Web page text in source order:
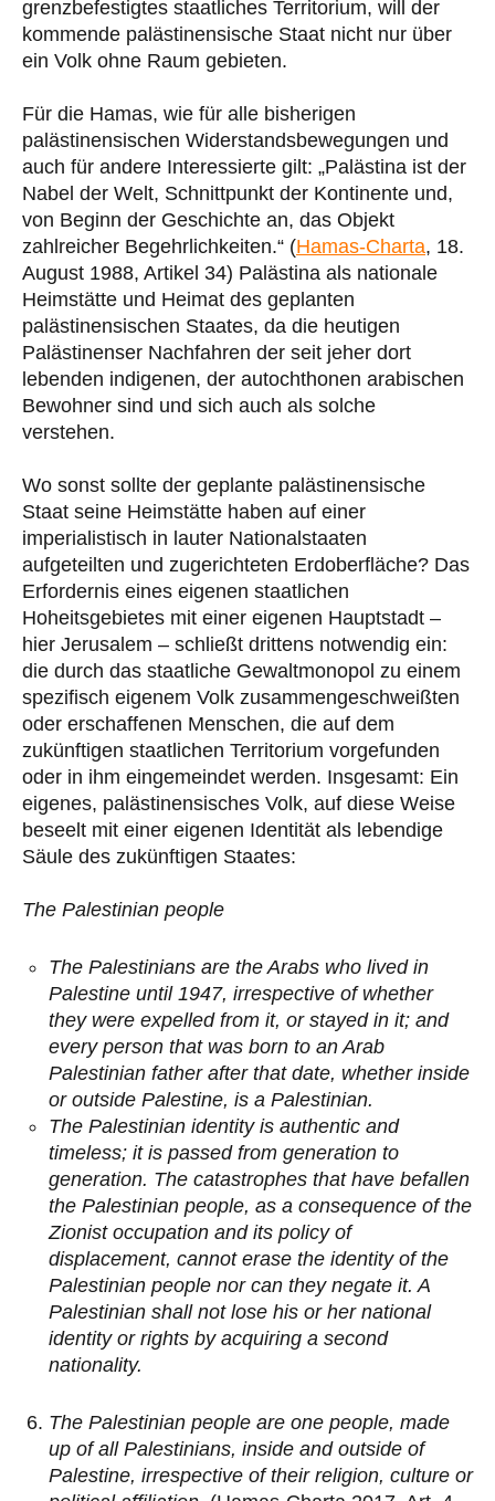
grenzbefestigtes staatliches Territorium, will der
kommende palästinensische Staat nicht nur über
ein Volk ohne Raum gebieten.
Für die Hamas, wie für alle bisherigen
palästinensischen Widerstandsbewegungen und
auch für andere Interessierte gilt: „Palästina ist der
Nabel der Welt, Schnittpunkt der Kontinente und,
von Beginn der Geschichte an, das Objekt
zahlreicher Begehrlichkeiten.“ (Hamas-Charta, 18.
August 1988, Artikel 34) Palästina als nationale
Heimstätte und Heimat des geplanten
palästinensischen Staates, da die heutigen
Palästinenser Nachfahren der seit jeher dort
lebenden indigenen, der autochthonen arabischen
Bewohner sind und sich auch als solche
verstehen.
Wo sonst sollte der geplante palästinensische
Staat seine Heimstätte haben auf einer
imperialistisch in lauter Nationalstaaten
aufgeteilten und zugerichteten Erdoberfläche? Das
Erfordernis eines eigenen staatlichen
Hoheitsgebietes mit einer eigenen Hauptstadt –
hier Jerusalem – schließt drittens notwendig ein:
die durch das staatliche Gewaltmonopol zu einem
spezifisch eigenem Volk zusammengeschweißten
oder erschaffenen Menschen, die auf dem
zukünftigen staatlichen Territorium vorgefunden
oder in ihm eingemeindet werden. Insgesamt: Ein
eigenes, palästinensisches Volk, auf diese Weise
beseelt mit einer eigenen Identität als lebendige
Säule des zukünftigen Staates:
The Palestinian people
The Palestinians are the Arabs who lived in
Palestine until 1947, irrespective of whether
they were expelled from it, or stayed in it; and
every person that was born to an Arab
Palestinian father after that date, whether inside
or outside Palestine, is a Palestinian.
The Palestinian identity is authentic and
timeless; it is passed from generation to
generation. The catastrophes that have befallen
the Palestinian people, as a consequence of the
Zionist occupation and its policy of
displacement, cannot erase the identity of the
Palestinian people nor can they negate it. A
Palestinian shall not lose his or her national
identity or rights by acquiring a second
nationality.
The Palestinian people are one people, made
up of all Palestinians, inside and outside of
Palestine, irrespective of their religion, culture or